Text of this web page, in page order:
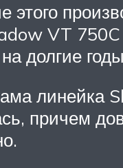
этого
VT 750C
долгие
линейка
причем